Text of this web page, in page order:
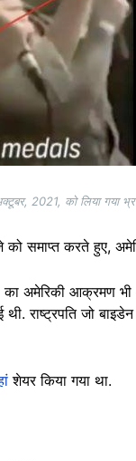
2021, को लिया गया
समाप्त करते हुए,
अमेरिकी आक्रमण
राष्ट्रपति जो
शेयर किया गया था.